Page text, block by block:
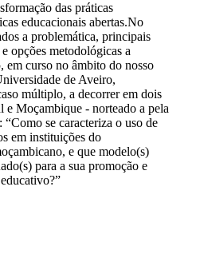
das práticas
educacionais abertas.No
a problemática, principais
opções metodológicas a
em curso no âmbito do nosso
de Aveiro,
múltiplo, a decorrer em dois
e Moçambique - norteado a pela
se caracteriza o uso de
em instituições do
e que modelo(s)
para a sua promoção e